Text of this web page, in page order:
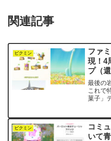
関連記事
ピクミン
ファ
現！4
プ（
最後の
これで
菓子」
を巡っ
と，意
ピクミン
コミ
いて